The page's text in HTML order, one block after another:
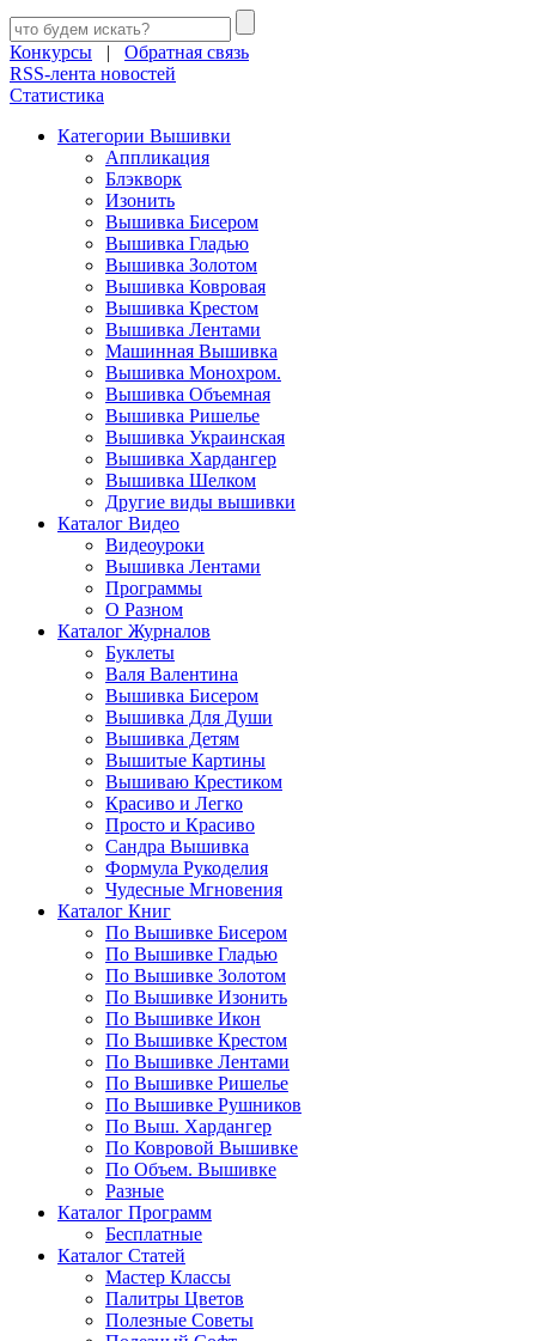
Конкурсы | Обратная связь
RSS-лента новостей
Статистика
Категории Вышивки
Аппликация
Блэкворк
Изонить
Вышивка Бисером
Вышивка Гладью
Вышивка Золотом
Вышивка Ковровая
Вышивка Крестом
Вышивка Лентами
Машинная Вышивка
Вышивка Монохром.
Вышивка Объемная
Вышивка Ришелье
Вышивка Украинская
Вышивка Хардангер
Вышивка Шелком
Другие виды вышивки
Каталог Видео
Видеоуроки
Вышивка Лентами
Программы
О Разном
Каталог Журналов
Буклеты
Валя Валентина
Вышивка Бисером
Вышивка Для Души
Вышивка Детям
Вышитые Картины
Вышиваю Крестиком
Красиво и Легко
Просто и Красиво
Сандра Вышивка
Формула Рукоделия
Чудесные Мгновения
Каталог Книг
По Вышивке Бисером
По Вышивке Гладью
По Вышивке Золотом
По Вышивке Изонить
По Вышивке Икон
По Вышивке Крестом
По Вышивке Лентами
По Вышивке Ришелье
По Вышивке Рушников
По Выш. Хардангер
По Ковровой Вышивке
По Объем. Вышивке
Разные
Каталог Программ
Бесплатные
Каталог Статей
Мастер Классы
Палитры Цветов
Полезные Советы